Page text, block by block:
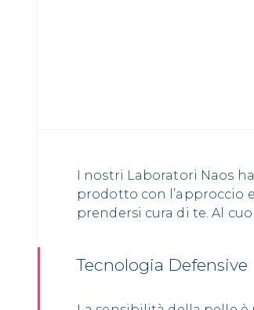
I nostri Laboratori Naos
prodotto con l’approccio
prendersi cura di te. Al
Tecnologia Defensive